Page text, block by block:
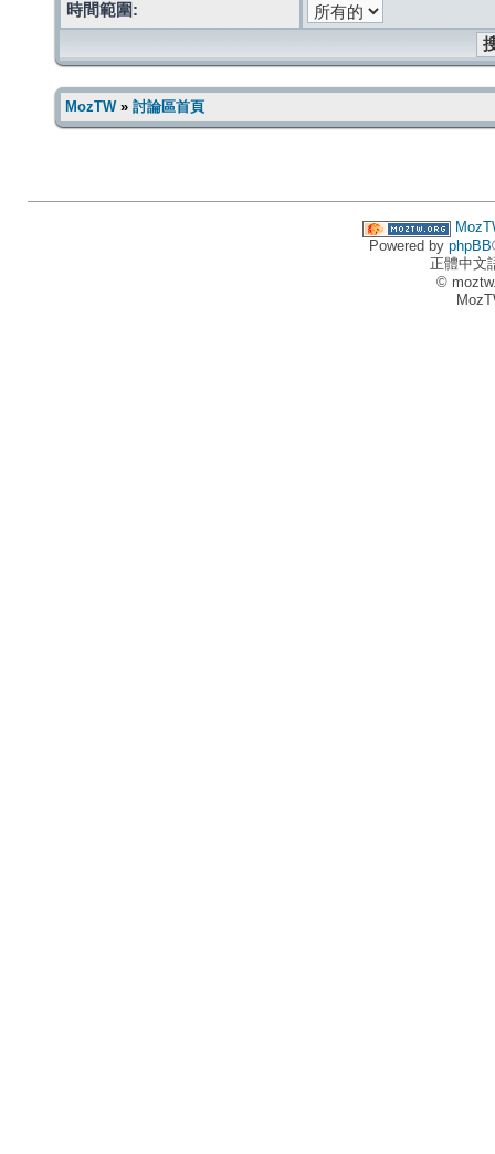
時間範圍:
MozTW» 討論區首頁
Powered by phpBB
正體中文
©